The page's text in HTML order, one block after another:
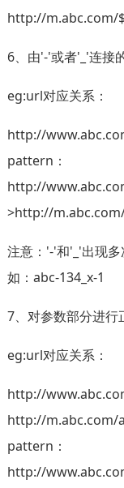
http://m.abc.com/
6、由'-'或者'_'连接
eg:url对应关系：
http://
pattern：
http://
>http://
注意：'-'和'_'出现
如：abc-134_x-1
7、对参数部分进行
eg:url对应关系：
http://
http://m.abc.com/
pattern：
http://